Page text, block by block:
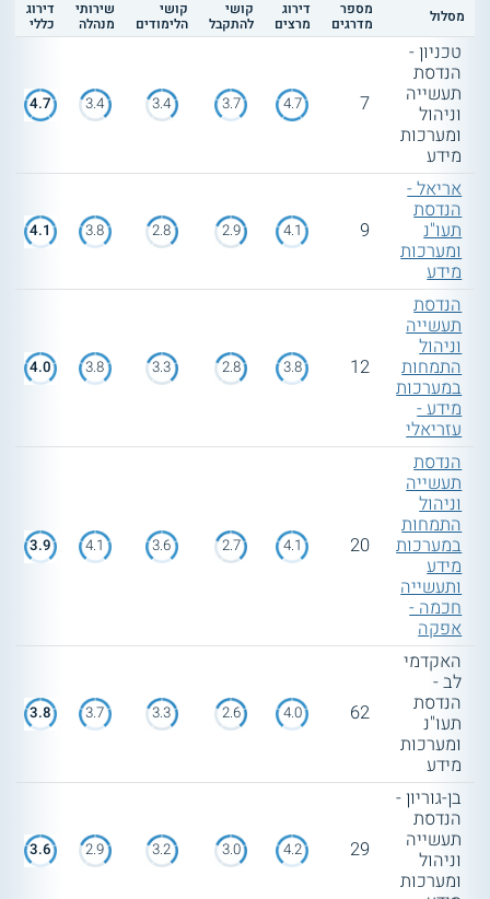
מציע תכנית לימודי הנדסת תעשייה וניהול
לחרדים, בהפרדה בין נשים לגברים שלומדים
בקמפוסים שונים. בין מגמות ההתמחות
פרויקטים.
מסלול מספר
מדרגים
דירוג
מרצים
קושי
להתקבל
קושי
הלימודים
שירותי
מנהלה
דירוג
כללי
טכניון -
הנדסת
תעשייה
וניהול
ומערכות
מידע
7
4.7
3.7
3.4
3.4
4.7
אריאל -
הנדסת
תעו"נ
ומערכות
מידע
9
4.1
2.9
2.8
3.8
4.1
הנדסת
תעשייה
וניהול
התמחות
במערכות
מידע -
עזריאלי
12
3.8
2.8
3.3
3.8
4.0
הנדסת
תעשייה
וניהול
התמחות
במערכות
מידע
ותעשייה
חכמה -
אפקה
20
4.1
2.7
3.6
4.1
3.9
האקדמי
לב -
הנדסת
תעו"נ
ומערכות
מידע
62
4.0
2.6
3.3
3.7
3.8
בן-גוריון -
הנדסת
תעשייה
וניהול
ומערכות
29
4.2
3.0
3.2
2.9
3.6